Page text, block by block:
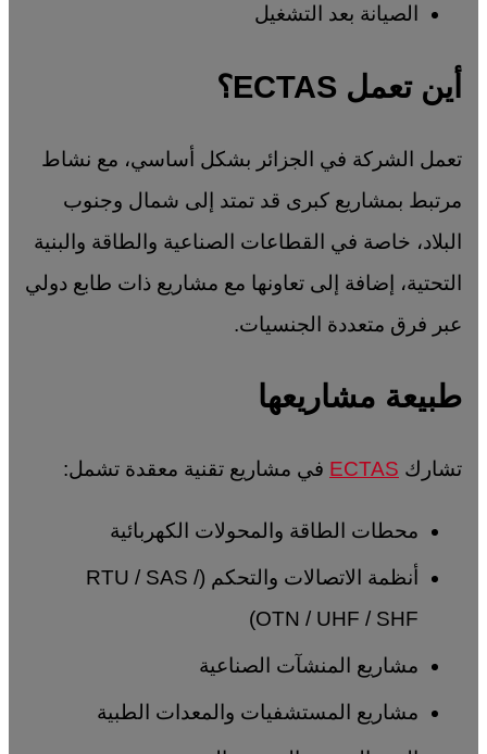
الصيانة بعد التشغيل
أين تعمل ECTAS؟
تعمل الشركة في الجزائر بشكل أساسي، مع نشاط
مرتبط بمشاريع كبرى قد تمتد إلى شمال وجنوب
البلاد، خاصة في القطاعات الصناعية والطاقة والبنية
التحتية، إضافة إلى تعاونها مع مشاريع ذات طابع دولي
عبر فرق متعددة الجنسيات.
طبيعة مشاريعها
تشارك ECTAS في مشاريع تقنية معقدة تشمل:
محطات الطاقة والمحولات الكهربائية
أنظمة الاتصالات والتحكم (RTU / SAS /
OTN / UHF / SHF)
مشاريع المنشآت الصناعية
مشاريع المستشفيات والمعدات الطبية